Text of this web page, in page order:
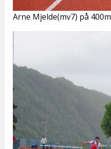
Arne Mjelde(mv7) på 400m